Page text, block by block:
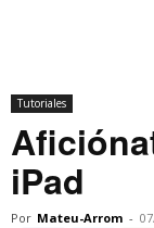
Tutoriales
iPad
Por Mateu-Arrom -